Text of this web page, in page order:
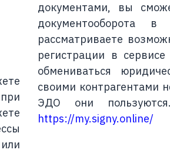
документами, вы
документооборота
рассматриваете
регистрации в
обмениваться
своими контрагентами
ЭДО они
https://my.signy.online/